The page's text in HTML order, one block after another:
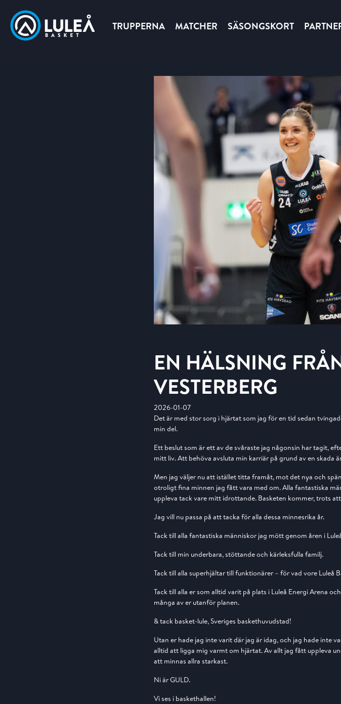
TRUPPERNA MATCHER SÄSONGSKORT
EN HÄLSNING
VESTERBERG
2026-01-07
Det är med stor sorg i hjärtat som jag för en tid sedan
min del.
Ett beslut som är ett av de svåraste jag någonsin har tagit,
mitt liv. Att behöva avsluta min karriär på grund av en skada
Men jag väljer nu att istället titta framåt, mot det nya och
otroligt fina minnen jag fått vara med om. Alla fantastiska
uppleva tack vare mitt idrottande. Basketen kommer, trots
Jag vill nu passa på att tacka för alla dessa minnesrika år.
Tack till alla fantastiska människor jag mött genom åren i
Tack till min underbara, stöttande och kärleksfulla familj.
Tack till alla superhjältar till funktionärer – för vad vore Luleå
Tack till alla er som alltid varit på plats i Luleå Energi Arena
många av er utanför planen.
& tack basket-lule, Sveriges baskethuvudstad!
Utan er hade jag inte varit där jag är idag, och jag hade inte
alltid att ligga mig varmt om hjärtat. Av allt jag fått uppleva
att minnas allra starkast.
Ni är GULD.
Vi ses i baskethallen!